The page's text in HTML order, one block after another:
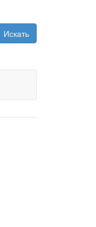
Искать